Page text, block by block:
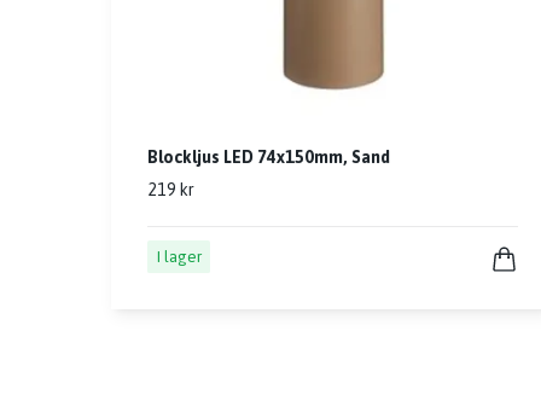
Blockljus LED 74x150mm, Sand
219 kr
I lager